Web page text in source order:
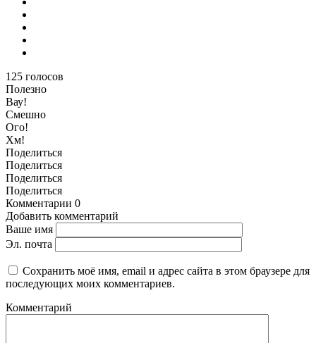
125 голосов
Полезно
Вау!
Смешно
Ого!
Хм!
Поделиться
Поделиться
Поделиться
Поделиться
Комментарии 0
Добавить комментарий
Ваше имя
Эл. почта
Сохранить моё имя, email и адрес сайта в этом браузере для
последующих моих комментариев.
Комментарий